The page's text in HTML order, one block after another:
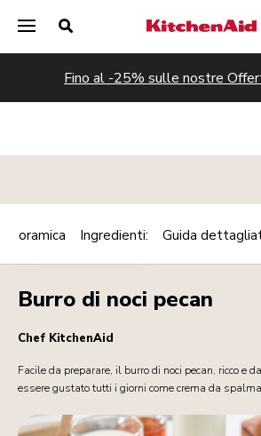
Fino al -25% sulle nostre
COLAZIONE/BRUNCH
Burro di noci pecan
Chef KitchenAid
Facile da preparare, il burro di noci pecan, ricco e
essere gustato tutti i giorni come crema da
Ingredienti: Guida